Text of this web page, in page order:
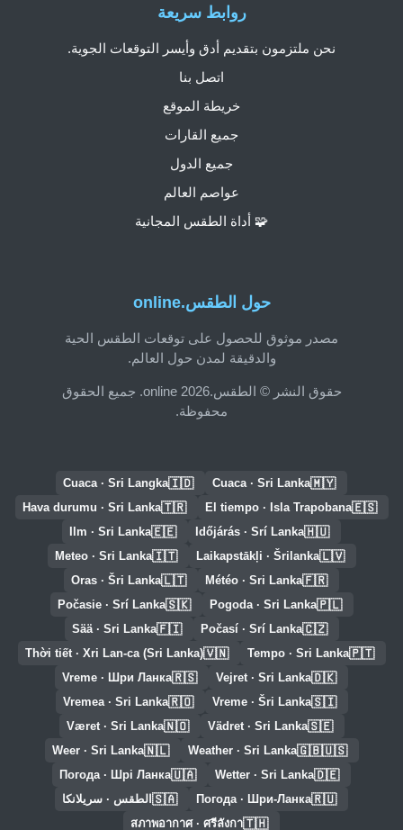
حول الطقس.online
مصدر موثوق للحصول على توقعات الطقس الحية
والدقيقة لمدن حول العالم.
حقوق النشر © الطقس.online 2026. جميع الحقوق
محفوظة.
روابط سريعة
نحن ملتزمون بتقديم أدق وأيسر التوقعات الجوية.
اتصل بنا
خريطة الموقع
جميع القارات
جميع الدول
عواصم العالم
🧩 أداة الطقس المجانية
🇲🇾
Cuaca · Sri Lanka
🇮🇩
Cuaca · Sri Langka
🇪🇸
El tiempo · Isla Trapobana
🇹🇷
Hava durumu · Sri Lanka
🇭🇺
Időjárás · Srí Lanka
🇪🇪
Ilm · Sri Lanka
🇱🇻
Laikapstākļi · Šrilanka
🇮🇹
Meteo · Sri Lanka
🇫🇷
Météo · Sri Lanka
🇱🇹
Oras · Šri Lanka
🇵🇱
Pogoda · Sri Lanka
🇸🇰
Počasie · Srí Lanka
🇨🇿
Počasí · Srí Lanka
🇫🇮
Sää · Sri Lanka
🇵🇹
Tempo · Sri Lanka
🇻🇳
Thời tiết · Xri Lan-ca (Sri Lanka)
🇩🇰
Vejret · Sri Lanka
🇷🇸
Vreme · Шри Ланка
🇸🇮
Vreme · Šri Lanka
🇷🇴
Vremea · Sri Lanka
🇸🇪
Vädret · Sri Lanka
🇳🇴
Været · Sri Lanka
🇬🇧🇺🇸
Weather · Sri Lanka
🇳🇱
Weer · Sri Lanka
🇩🇪
Wetter · Sri Lanka
🇺🇦
Погода · Шрі Ланка
🇷🇺
Погода · Шри-Ланка
🇸🇦 الطقس · سريلانكا
🇹🇭
สภาพอากาศ · ศรีลังกา